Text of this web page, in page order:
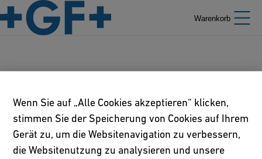
Warenkorb
Unsere Richtlinien
Wenn Sie auf „Alle Cookies akzeptieren“ klicken,
stimmen Sie der Speicherung von Cookies auf Ihrem
Gerät zu, um die Websitenavigation zu verbessern,
die Websitenutzung zu analysieren und unsere